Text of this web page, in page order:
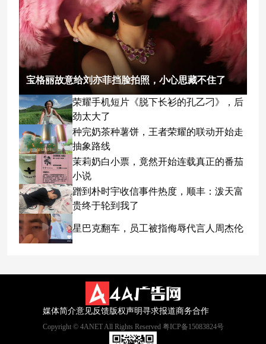
宝格丽故意给刘亦菲挡脸拍照，小心思藏不住了
荣耀手机短片《脱下长衫的孔乙刁》，后
劲太大了
种完奶茶种薯饼，王者荣耀的联动开始走
抽象路线
茉莉奶白小票，竟然开始连载真正的番茄
小说
蹭到朴时宇收信事件热度，顺丰：泼天富
贵终于轮到我了
星巴克翻车，员工被指侮辱代言人周杰伦
媒体简介意见反馈版权声明寻求报道商务合作
Copyright © 4ANET All Rights Reserved 粤ICP备15083824号